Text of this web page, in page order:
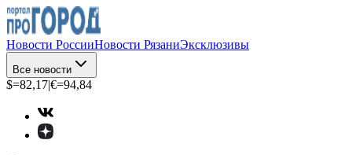
Новости РоссииНовости РязаниЭксклюзивы
Все новости
$=82,17|€=94,84